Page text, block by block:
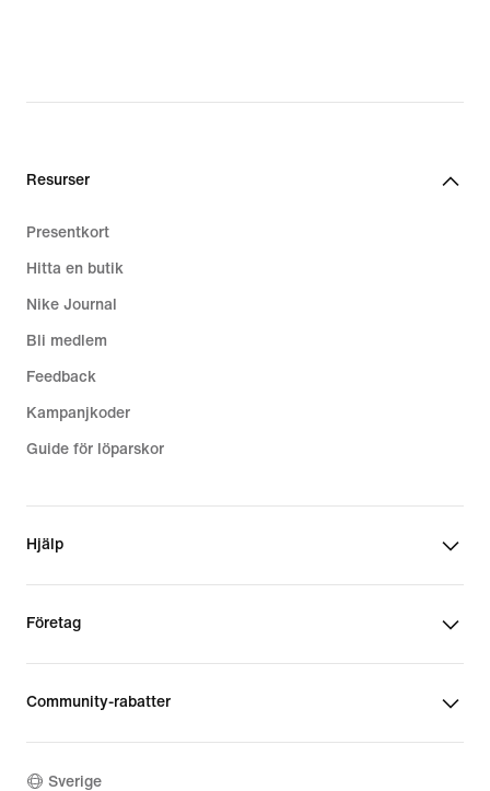
Resurser
Presentkort
Hitta en butik
Nike Journal
Bli medlem
Feedback
Kampanjkoder
Guide för löparskor
Hjälp
Företag
Community-rabatter
Sverige